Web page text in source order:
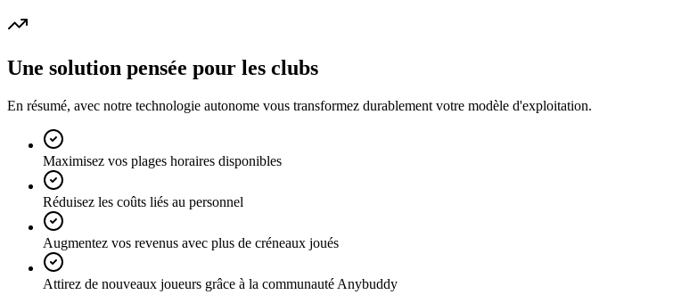
Une solution pensée pour les clubs
En résumé, avec notre technologie autonome vous transformez durablement votre modèle d'exploitation.
Maximisez vos plages horaires disponibles
Réduisez les coûts liés au personnel
Augmentez vos revenus avec plus de créneaux joués
Attirez de nouveaux joueurs grâce à la communauté Anybuddy